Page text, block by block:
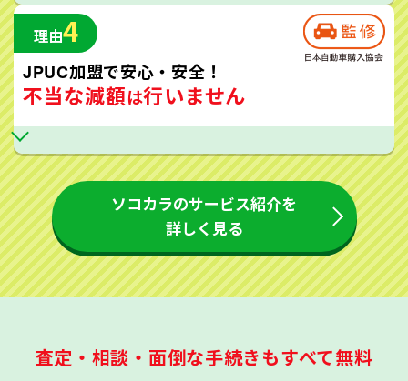
理由4
JPUC加盟で安心・安全！
不当な減額は行いません
ソコカラのサービス紹介を
詳しく見る
査定・相談・面倒な手続きもすべて無料